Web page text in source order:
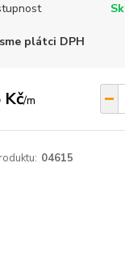
plátci DPH
Kč/m
04615